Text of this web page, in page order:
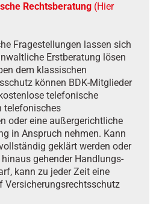
Rechtsberatung (Hier
Fragestellungen lassen sich
Erstberatung lösen
dem klassischen
können BDK-Mitglieder
telefonische
telefonisches
oder eine außergerichtliche
in Anspruch nehmen. Kann
geklärt werden oder
gehender Handlungs-
kann zu jeder Zeit eine
Versicherungsrechtsschutz